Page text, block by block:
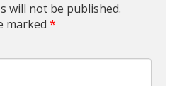
will not be published.
marked *